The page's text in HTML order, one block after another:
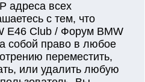
адреса всех
с тем, что
E46 Club / Форум BMW
собой право в любое
переместить,
или удалить любую